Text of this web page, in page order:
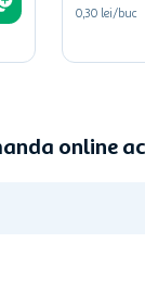
0,30 lei/buc
online